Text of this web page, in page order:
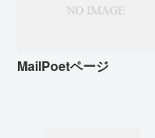
MailPoetページ